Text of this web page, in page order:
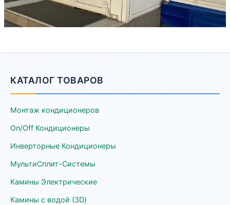
КАТАЛОГ ТОВАРОВ
Монтаж кондиционеров
On/Off Кондиционеры
Инверторные Кондиционеры
МультиСплит-Системы
Камины Электрические
Камины с водой (3D)